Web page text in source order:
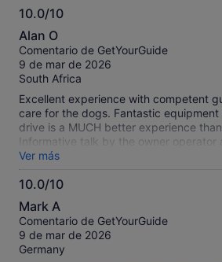
10.0/10
10.0
sobre
10
Alan O
Comentario de GetYourGuide
9 de mar de 2026
South Africa
Excellent experience with competent
care for the dogs. Fantastic
drive is a MUCH better experience
Informative talk by the owner operator
many questions.
Ver más
10.0/10
10.0
sobre
10
Mark A
Comentario de GetYourGuide
9 de mar de 2026
Germany